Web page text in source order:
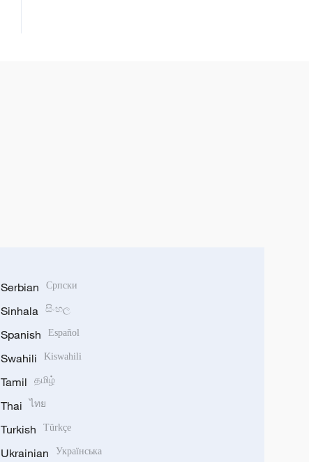
Serbian Српски
Sinhala සිංහල
Spanish Español
Swahili Kiswahili
Tamil தமிழ்
Thai ไทย
Turkish Türkçe
Ukrainian Українська